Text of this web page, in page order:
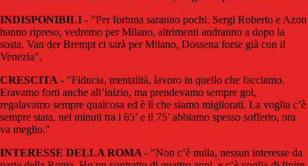
INDISPONIBILI - "Per fortuna saranno pochi. Sergi Roberto e Azon
hanno ripreso, vedremo per Milano, altrimenti andranno a dopo la
sosta. Van der Brempt ci sarà per Milano, Dossena forse già con il
Venezia".
CRESCITA - "Fiducia, mentalità, lavoro in quello che facciamo.
Eravamo forti anche all’inizio, ma prendevamo sempre gol,
regalavamo sempre qualcosa ed è lì che siamo migliorati. La voglia c’è
sempre stata, nei minuti tra i 65’ e il 75’ abbiamo spesso sofferto, ora
va meglio."
INTERESSE DELLA ROMA - "Non c’è nulla, nessun interesse da